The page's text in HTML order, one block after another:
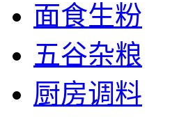
面食生粉
五谷杂粮
厨房调料